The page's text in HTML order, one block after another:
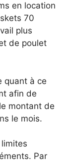
en location
70
plus
de poulet
quant à ce
afin de
montant de
le mois.
Par